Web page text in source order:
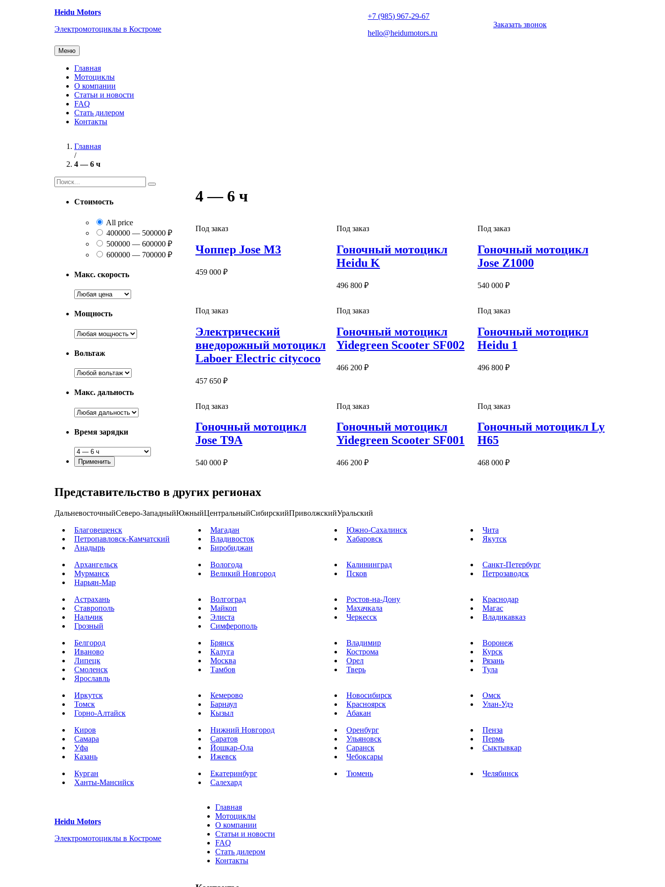
Heidu Motors
Электромотоциклы в Костроме
+7 (985) 967-29-67
hello@heidumotors.ru
Заказать звонок
Меню
Главная
Мотоциклы
О компании
Статьи и новости
FAQ
Стать дилером
Контакты
Главная
/
4 — 6 ч
Найти:
Стоимость
All price
400000 — 500000 ₽
500000 — 600000 ₽
600000 — 700000 ₽
Макс. скорость
Мощность
Вольтаж
Макс. дальность
Время зарядки
4 — 6 ч
Под заказ
Чоппер Jose M3
459 000 ₽
Под заказ
Гоночный мотоцикл
Heidu K
496 800 ₽
Под заказ
Гоночный мотоцикл
Jose Z1000
540 000 ₽
Под заказ
Электрический
внедорожный мотоцикл
Laboer Electric citycoco
457 650 ₽
Под заказ
Гоночный мотоцикл
Yidegreen Scooter SF002
466 200 ₽
Под заказ
Гоночный мотоцикл
Heidu 1
496 800 ₽
Под заказ
Гоночный мотоцикл
Jose T9A
540 000 ₽
Под заказ
Гоночный мотоцикл
Yidegreen Scooter SF001
466 200 ₽
Под заказ
Гоночный мотоцикл Ly
H65
468 000 ₽
Представительство в других регионах
ДальневосточныйСеверо-ЗападныйЮжныйЦентральныйСибирскийПриволжскийУральский
Благовещенск
Магадан Южно-Сахалинск
Чита
Петропавловск-Камчатский
Владивосток Хабаровск
Якутск
Анадырь
Биробиджан
Архангельск
Вологода Калининград
Санкт-Петербург
Мурманск
Великий Новгород Псков
Петрозаводск
Нарьян-Мар
Астрахань
Волгоград Ростов-на-Дону
Краснодар
Ставрополь
Майкоп Махачкала
Магас
Нальчик
Элиста Черкесск
Владикавказ
Грозный
Симферополь
Белгород
Брянск Владимир
Воронеж
Иваново
Калуга Кострома
Курск
Липецк
Москва Орел
Рязань
Смоленск
Тамбов Тверь
Тула
Ярославль
Иркутск
Кемерово Новосибирск
Омск
Томск
Барнаул Красноярск
Улан-Удэ
Горно-Алтайск
Кызыл
Абакан
Киров
Нижний Новгород Оренбург
Пенза
Самара
Саратов Ульяновск
Пермь
Уфа
Йошкар-Ола Саранск
Сыктывкар
Казань
Ижевск
Чебоксары
Курган
Екатеринбург Тюмень
Челябинск
Ханты-Мансийск
Салехард
Heidu Motors
Электромотоциклы в Костроме
Главная
Мотоциклы
О компании
Статьи и новости
FAQ
Стать дилером
Контакты